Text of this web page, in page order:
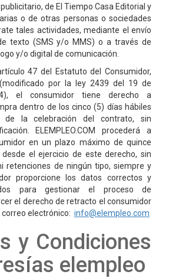
de El Tiempo Casa Editorial y
o de otras personas o sociedades
tales actividades, mediante el envío
texto (SMS y/o MMS) o a través de
y/o digital de comunicación.
47 del Estatuto del Consumidor,
por la ley 2439 del 19 de
el consumidor tiene derecho a
dentro de los cinco (5) días hábiles
de la celebración del contrato, sin
ELEMPLEO.COM procederá a
en un plazo máximo de quince
el ejercicio de este derecho, sin
retenciones de ningún tipo, siempre y
proporcione los datos correctos y
para gestionar el proceso de
el derecho de retracto el consumidor
electrónico: info@elempleo.com
y Condiciones
elempleo